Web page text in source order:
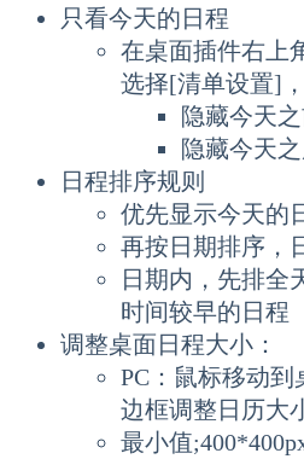
只看今天的日程
在桌面插件右上
选择[清单设置]
隐藏今天
隐藏今天
日程排序规则
优先显示今天的
再按日期排序，
日期内，先排全
时间较早的日程
调整桌面日程大小：
PC：鼠标移动
边框调整日历大
最小值